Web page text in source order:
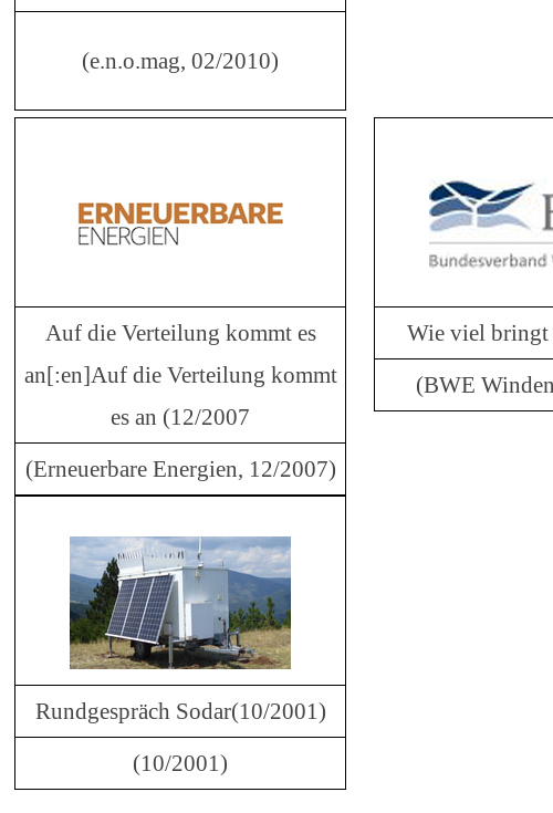
(e.n.o.mag, 02/2010)
Auf die Verteilung kommt es
an[:en]Auf die Verteilung kommt
es an (12/2007
(Erneuerbare Energien, 12/2007)
Wie viel
(BWE
Rundgespräch Sodar(10/2001)
(10/2001)